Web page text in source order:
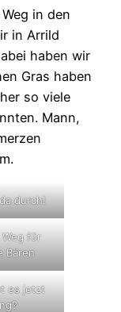
in den
in Arrild
haben wir
Gras haben
so viele
Mann,
durch!
für
Bären
es jetzt